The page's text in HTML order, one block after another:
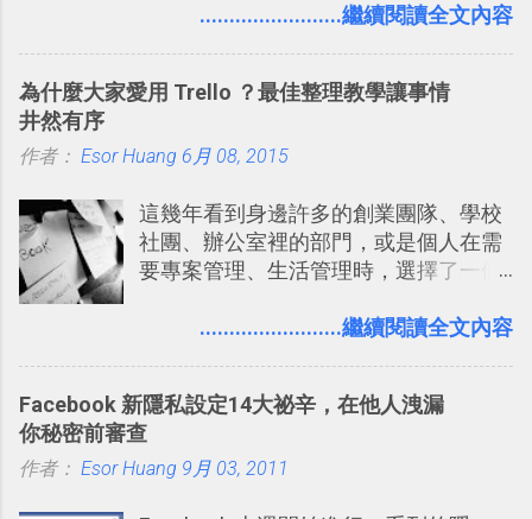
稱。 在規劃路線之外，自訂地圖還能補
時帶來好心情，二方面事後就是最好的
享合作，讓彼此都能在手機上查看這次
要製作家庭相框 用照片來當小禮物 把照
片？而且最好能不花時間、立即拿到、
（或是沒有好的印表機），又不想跑照
提供了印照片的服務 ，而且價格不貴，
可以立即拿到，操作流程也十分簡單。
之前我在電腦玩物分享過：「 不需買印
方便教學 」。這篇文章則從印照片出
........................繼續閱讀全文內容
為什麼大家愛用 Trello ？最佳整理教學讓事情
井然有序
作者： Esor Huang 6月 08, 2015
這幾年看到身邊許多的創業團隊、學校
社團、辦公室裡的部門，或是個人在需
要專案管理、生活管理時，選擇了一個
一個什麼樣的管理工具，讓這麼多人都
念」的管理教學文章： 把 Evernote 當
作 Trello！ Kanbanote 筆記看板管理法
Google Drive 變身 Trello ！幫雲端硬碟
........................繼續閱讀全文內容
Facebook 新隱私設定14大祕辛，在他人洩漏
你秘密前審查
作者： Esor Huang 9月 03, 2011